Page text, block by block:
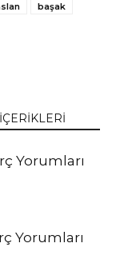
başak
Yorumları
Yorumları